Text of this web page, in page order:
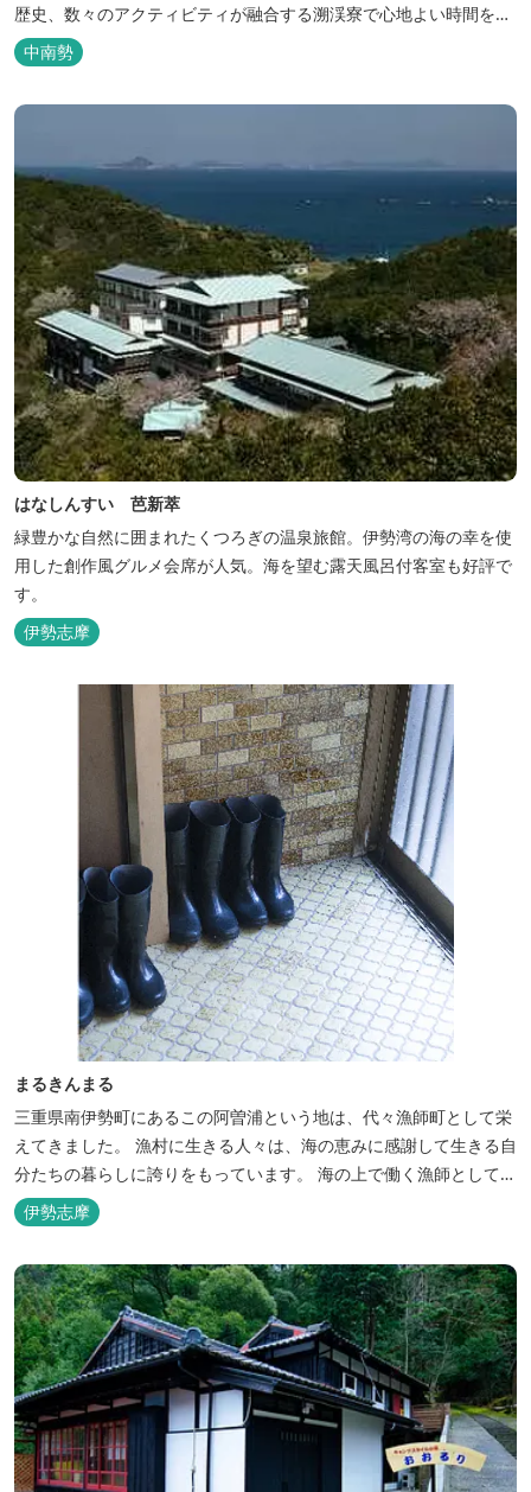
歴史、数々のアクティビティが融合する溯渓寮で心地よい時間をお
過ごしください。 溯渓寮A棟は、22㎡の広々としたLDKを有する清
潔な宿泊棟です。大きな窓からは四季折々の美しい風景を眺望で
中南勢
はなしんすい 芭新萃
緑豊かな自然に囲まれたくつろぎの温泉旅館。伊勢湾の海の幸を使
用した創作風グルメ会席が人気。海を望む露天風呂付客室も好評で
す。
伊勢志摩
まるきんまる
三重県南伊勢町にあるこの阿曽浦という地は、代々漁師町として栄
えてきました。 漁村に生きる人々は、海の恵みに感謝して生きる自
分たちの暮らしに誇りをもっています。 海の上で働く漁師として、
自然とのかかわりを次世代につなぐ役割を果たすためにゲストハウ
スを始めました。 当ゲストハウスは一棟貸しです。 二階建ての一
軒家とウッドデッキ、 屋外リビングでゆったり過ごしていただけま
す。
伊勢志摩